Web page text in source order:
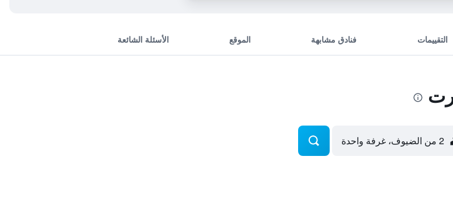
التقييمات فنادق مشابهة الموقع الأسئلة الشائعة
2 من الضيوف، غرفة واحدة